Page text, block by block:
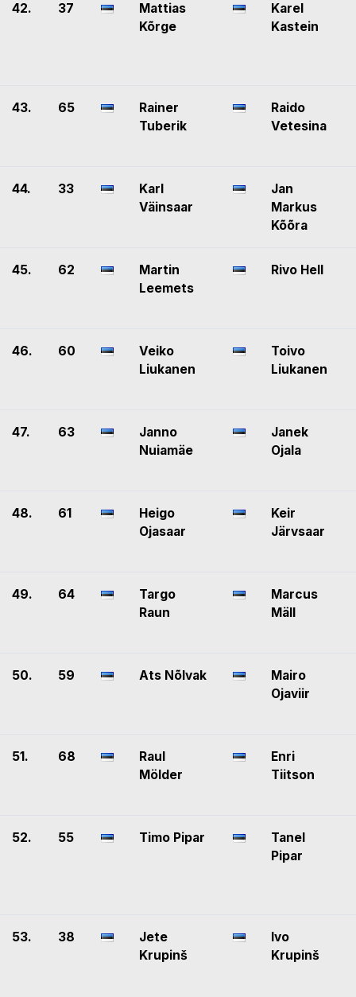
42. 37
Mattias
Kõrge
Karel
Kastein
43. 65
Rainer
Tuberik
Raido
Vetesina
44. 33
Karl
Väinsaar
Jan
Markus
Kõõra
45. 62
Martin
Leemets
Rivo Hell
46. 60
Veiko
Liukanen
Toivo
Liukanen
47. 63
Janno
Nuiamäe
Janek
Ojala
48. 61
Heigo
Ojasaar
Keir
Järvsaar
49. 64
Targo
Raun
Marcus
Mäll
50. 59 Ats Nõlvak
Mairo
Ojaviir
51. 68
Raul
Mölder
Enri
Tiitson
52. 55 Timo Pipar
Tanel
Pipar
53. 38
Jete
Krupinš
Ivo
Krupinš